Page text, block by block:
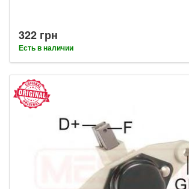
322 грн
Есть в наличии